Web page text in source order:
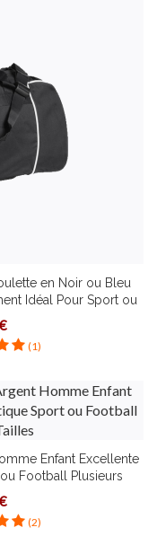
en Noir ou Bleu
Idéal Pour Sport ou
(1)
Enfant Excellente
Football Plusieurs
(2)